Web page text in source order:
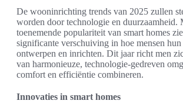
De wooninrichting trends van 2025 zullen
worden door technologie en duurzaamheid.
toenemende populariteit van smart homes
significante verschuiving in hoe mensen
ontwerpen en inrichten. Dit jaar richt men
van harmonieuze, technologie-gedreven
comfort en efficiëntie combineren.
Innovaties in smart homes